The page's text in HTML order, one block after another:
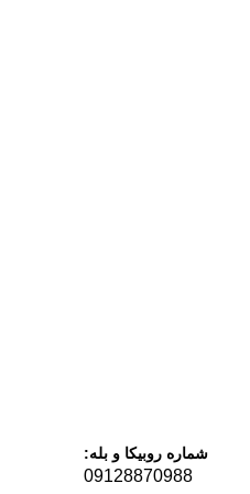
شماره روبیکا و بله:
09128870988